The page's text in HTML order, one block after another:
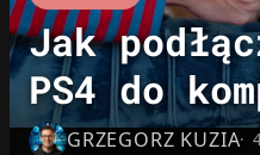
Jak
PS4 do
GRZEGORZ KUZIA